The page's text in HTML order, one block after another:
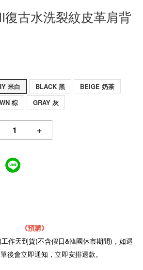
復古水洗裂紋皮革肩背
米白 BLACK 黑
BEIGE 奶茶
棕
GRAY 灰
+
《預購》
作天到貨(不含假日&韓國休市期間)，如遇
後會立即通知，立即安排退款。